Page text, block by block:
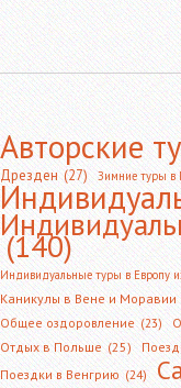
Авторские
Дрезден (27) Зимние туры в
(140)
Индивидуальные туры в Европу
Каникулы в Вене и Моравии
Общее оздоровление (23)
Отдых в Польше (25)
Поездки в Венгрию (24)